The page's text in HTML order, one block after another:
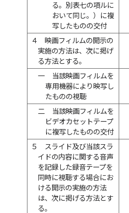
る。別表七の項ルに
おいて同じ。）に複
写したものの交付
４
映画フィルムの開示の
実施の方法は、次に掲げ
る方法とする。
一
当該映画フィルムを
専用機器により映写し
たものの視聴
二
当該映画フィルムを
ビデオカセットテープ
に複写したものの交付
５
スライド及び当該スラ
イドの内容に関する音声
を記録した録音テープを
同時に視聴する場合にお
ける開示の実施の方法
は、次に掲げる方法とす
る。